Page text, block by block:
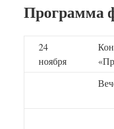
Программа
24
ноября